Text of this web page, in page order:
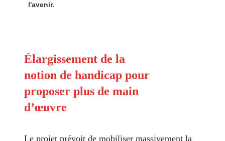
l'avenir.
Élargissement de la
notion de handicap pour
proposer plus de main
d’œuvre
Le projet prévoit de mobiliser massivement la